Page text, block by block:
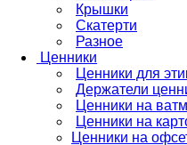
Крышки
Скатерти
Разное
Ценники
Ценники для
Держатели
Ценники на
Ценники на
Ценники на